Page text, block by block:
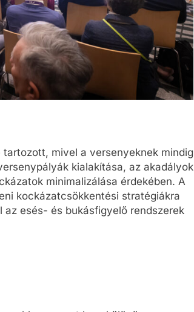
mivel a versenyeknek mindig
kialakítása, az akadályok
minimalizálása érdekében. A
kockázatcsökkentési stratégiákra
esés- és bukásfigyelő rendszerek